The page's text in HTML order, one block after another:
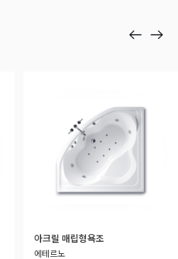
아크릴 매립형욕조
에테르노